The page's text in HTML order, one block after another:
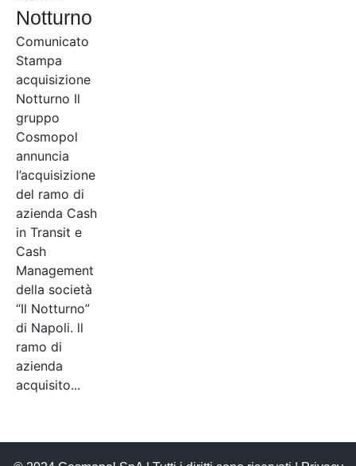
Notturno
Comunicato
Stampa
acquisizione
Notturno Il
gruppo
Cosmopol
annuncia
l’acquisizione
del ramo di
azienda Cash
in Transit e
Cash
Management
della società
“Il Notturno”
di Napoli. ll
ramo di
azienda
acquisito...